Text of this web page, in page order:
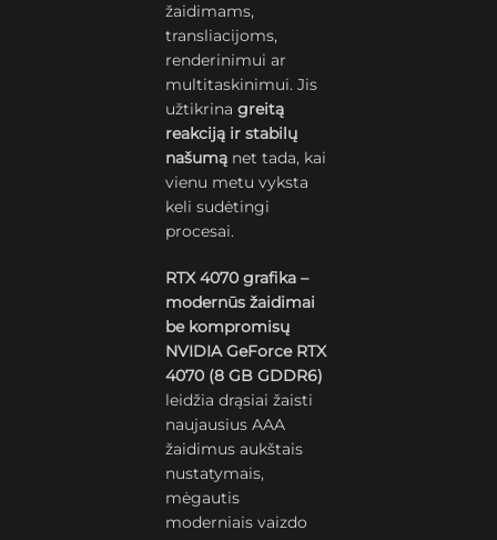
žaidimams,
transliacijoms,
renderinimui ar
multitaskinimui. Jis
užtikrinagreitą
reakciją ir stabilų
našumą net tada, kai
vienu metu vyksta
keli sudėtingi
procesai.
RTX 4070 grafika –
modernūs žaidimai
be kompromisų
NVIDIA GeForce RTX
4070 (8 GB GDDR6)
leidžia drąsiai žaisti
naujausius AAA
žaidimus aukštais
nustatymais,
mėgautis
moderniais vaizdo